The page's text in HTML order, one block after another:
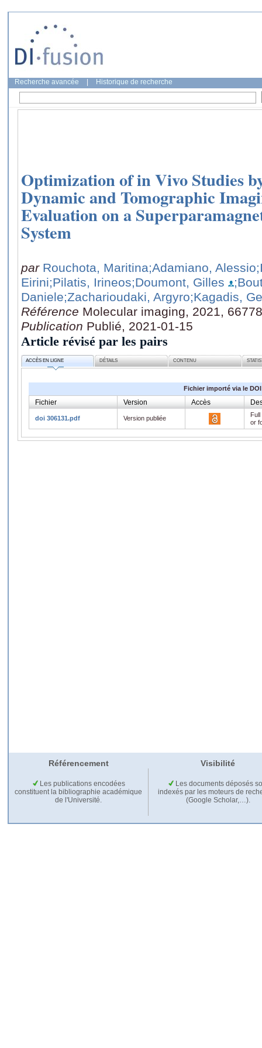
Recherche avancée Historique de recherche
Optimization of in Vivo Studies
Dynamic and Tomographic
Evaluation on a
System
par Rouchota, Maritina;Adamiano, Alessio
Eirini;Pilatis, Irineos;Doumont, Gilles
Daniele;Zacharioudaki, Argyro;Kagadis,
Référence Molecular imaging, 2021,
Publication Publié, 2021-01-15
Article révisé par les pairs
ACCÈS EN LIGNE DÉTAILS CONTENU
Fichier importé via le DOI
Fichier Version Accès
doi 306131.pdf Version publiée
or
Référencement Visibilité
Les publications encodées
constituent la bibliographie académique
de l'Université.
Les documents déposés
indexés par les moteurs de
(Google Scholar,…).